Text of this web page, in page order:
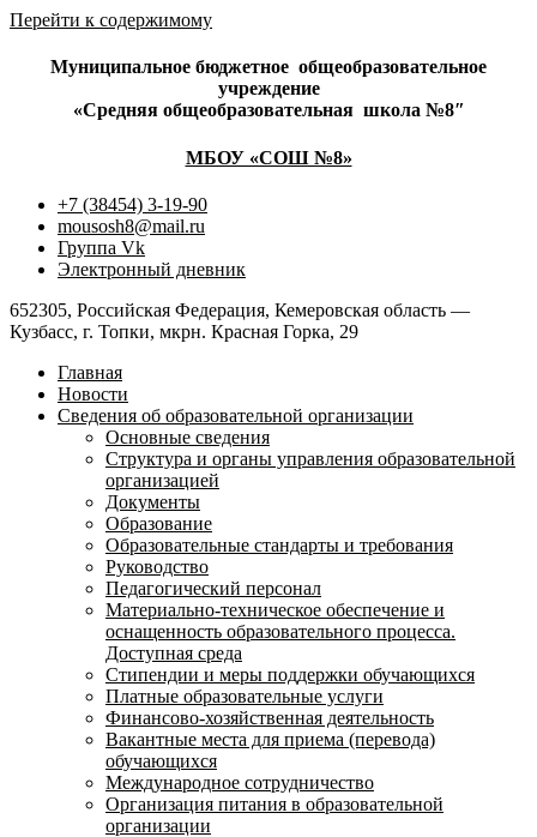
Перейти к содержимому
Муниципальное бюджетное общеобразовательное
учреждение
«Средняя общеобразовательная школа №8″
МБОУ «СОШ №8»
+7 (38454) 3-19-90
mousosh8@mail.ru
Группа Vk
Электронный дневник
652305, Российская Федерация, Кемеровская область —
Кузбасс, г. Топки, мкрн. Красная Горка, 29
Главная
Новости
Сведения об образовательной организации
Основные сведения
Структура и органы управления образовательной
организацией
Документы
Образование
Образовательные стандарты и требования
Руководство
Педагогический персонал
Материально-техническое обеспечение и
оснащенность образовательного процесса.
Доступная среда
Стипендии и меры поддержки обучающихся
Платные образовательные услуги
Финансово-хозяйственная деятельность
Вакантные места для приема (перевода)
обучающихся
Международное сотрудничество
Организация питания в образовательной
организации